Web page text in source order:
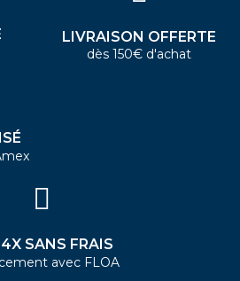
LIVRAISON OFFERTE
dès 150€ d'achat
SANS FRAIS
avec FLOA